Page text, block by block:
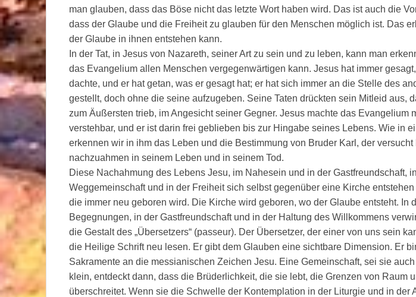
man glauben, dass das Böse nicht das letzte Wort haben wird. Das ist auch die
dass der Glaube und die Freiheit zu glauben für den Menschen möglich ist. Das
der Glaube in ihnen entstehen kann.
In der Tat, in Jesus von Nazareth, seiner Art zu sein und zu leben, kann man
das Evangelium allen Menschen vergegenwärtigen kann. Jesus hat immer
dachte, und er hat getan, was er gesagt hat; er hat sich immer an die Stelle des
gestellt, doch ohne die seine aufzugeben. Seine Taten drückten sein Mitleid aus,
zum Äußersten trieb, im Angesicht seiner Gegner. Jesus machte das Evangelium
verstehbar, und er ist darin frei geblieben bis zur Hingabe seines Lebens. Wie in
erkennen wir in ihm das Leben und die Bestimmung von Bruder Karl, der versucht
nachzuahmen in seinem Leben und in seinem Tod.
Diese Nachahmung des Lebens Jesu, im Nahesein und in der Gastfreundschaft,
Weggemeinschaft und in der Freiheit sich selbst gegenüber eine Kirche
die immer neu geboren wird. Die Kirche wird geboren, wo der Glaube entsteht. In
Begegnungen, in der Gastfreundschaft und in der Haltung des Willkommens
die Gestalt des „Übersetzers“ (passeur). Der Übersetzer, der einer von uns sein
die Heilige Schrift neu lesen. Er gibt dem Glauben eine sichtbare Dimension. Er
Sakramente an die messianischen Zeichen Jesu. Eine Gemeinschaft, sei sie auch
klein, entdeckt dann, dass die Brüderlichkeit, die sie lebt, die Grenzen von Raum
überschreitet. Wenn sie die Schwelle der Kontemplation in der Liturgie und in der